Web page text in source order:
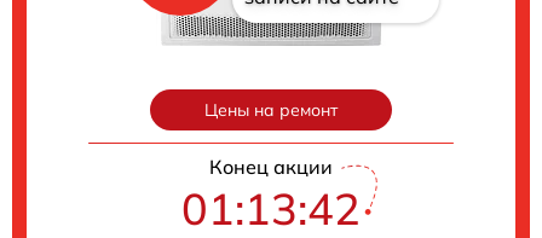
Цены на ремонт
Конец акции
01:13:41